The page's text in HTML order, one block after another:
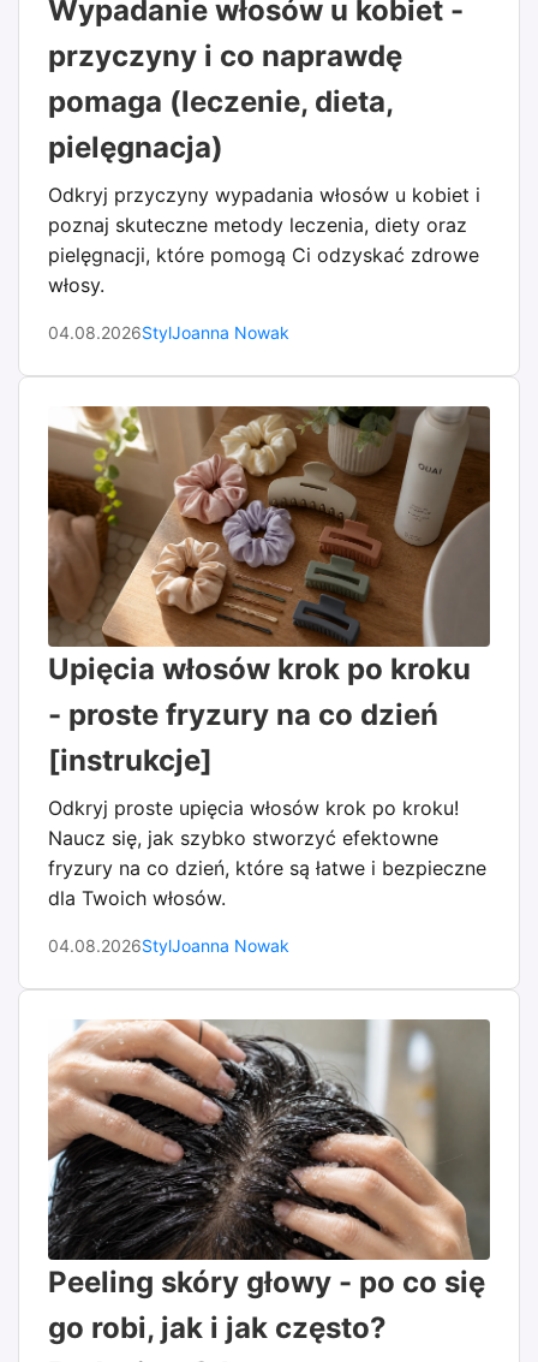
Wypadanie włosów u kobiet -
przyczyny i co naprawdę
pomaga (leczenie, dieta,
pielęgnacja)
Odkryj przyczyny wypadania włosów u kobiet i
poznaj skuteczne metody leczenia, diety oraz
pielęgnacji, które pomogą Ci odzyskać zdrowe
włosy.
04.08.2026StylJoanna Nowak
Upięcia włosów krok po kroku
- proste fryzury na co dzień
[instrukcje]
Odkryj proste upięcia włosów krok po kroku!
Naucz się, jak szybko stworzyć efektowne
fryzury na co dzień, które są łatwe i bezpieczne
dla Twoich włosów.
04.08.2026StylJoanna Nowak
Peeling skóry głowy - po co się
go robi, jak i jak często?